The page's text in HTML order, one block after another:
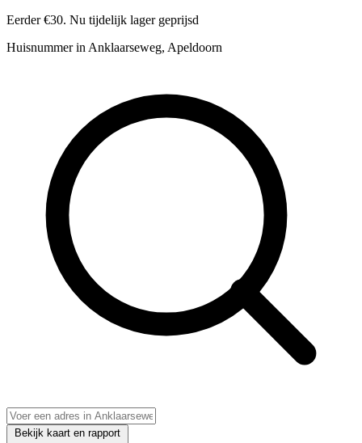
Eerder €30. Nu tijdelijk lager geprijsd
Huisnummer in Anklaarseweg, Apeldoorn
Bekijk kaart en rapport